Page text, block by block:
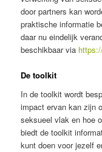
door partners kan
praktische informatie
daar nu eindelijk
beschikbaar via
De toolkit
In de toolkit wordt
impact ervan kan zijn
seksueel vlak en hoe
biedt de toolkit
kunt doen voor jezelf